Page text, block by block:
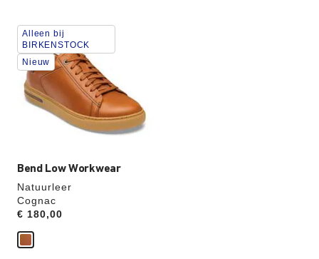
Bend Low Workwear
Natuurleer
Cognac
Price:
€ 180,00
Als
een
andere
kleur
selecteert,
wordt
productafbeelding
Alleen bij
BIRKENSTOCK
Nieuw